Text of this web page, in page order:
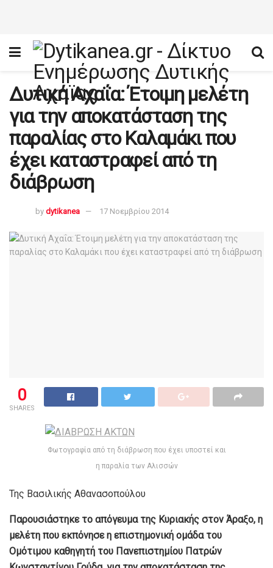
Δυτική Αχαΐα: Έτοιμη μελέτη
για την αποκατάσταση της
παραλίας στο Καλαμάκι που
έχει καταστραφεί από τη
διάβρωση
by dytikanea 17 Νοεμβρίου 2014
0
SHARES
Φωτογραφία από τη διάβρωση που έχει υποστεί και
η παραλία των Αλισσών
Της Βασιλικής Αθανασοπούλου
Παρουσιάστηκε το απόγευμα της Κυριακής στον Άραξο, η
μελέτη που εκπόνησε η επιστημονική ομάδα του
Ομότιμου καθηγητή του Πανεπιστημίου Πατρών